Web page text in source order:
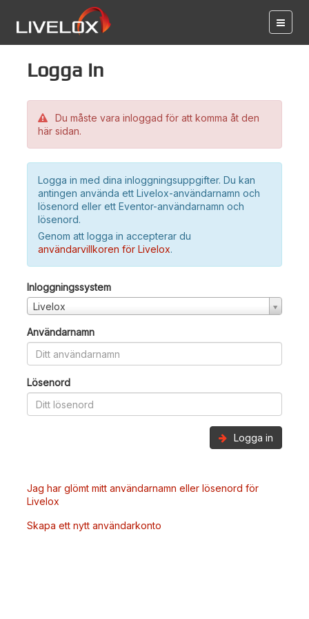
Logga in
Du måste vara inloggad för att komma åt den
här sidan.
Logga in med dina inloggningsuppgifter. Du kan
antingen använda ett Livelox-användarnamn och
lösenord eller ett Eventor-användarnamn och
lösenord.
Genom att logga in accepterar du
användarvillkoren för Livelox.
Inloggningssystem
Livelox
Användarnamn
Lösenord
Logga in
Jag har glömt mitt användarnamn eller lösenord för
Livelox
Skapa ett nytt användarkonto